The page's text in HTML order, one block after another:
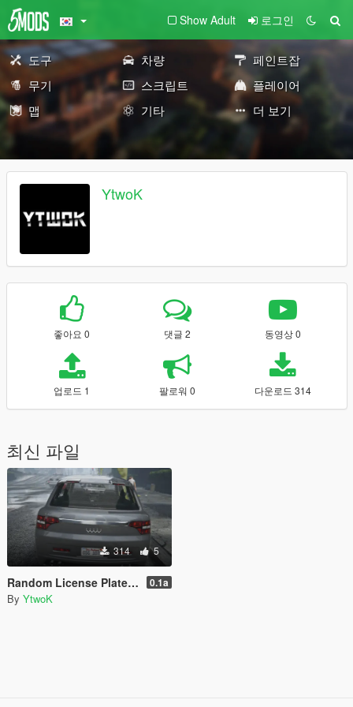
Show Adult 로그인
도구 차량
페인트잡
무기
스크립트
플레이어
맵
기타 더 보기
YtwoK
좋아요 0 댓글 2 동영상 0
업로드 1 팔로워 0 다운로드 314
최신 파일
314 5
Random License Plate Number [LEGACY] 0.1a
By YtwoK